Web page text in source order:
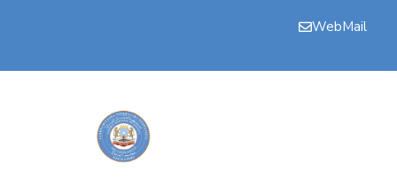
WebMail
Bogga